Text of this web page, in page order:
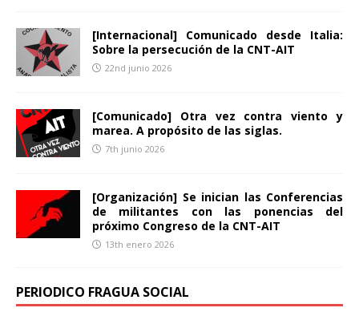
[Internacional] Comunicado desde Italia:
Sobre la persecución de la CNT-AIT
22nd junio 2026
[Comunicado] Otra vez contra viento y
marea. A propósito de las siglas.
7th junio 2026
[Organización] Se inician las Conferencias
de militantes con las ponencias del
próximo Congreso de la CNT-AIT
13th enero 2026
PERIODICO FRAGUA SOCIAL